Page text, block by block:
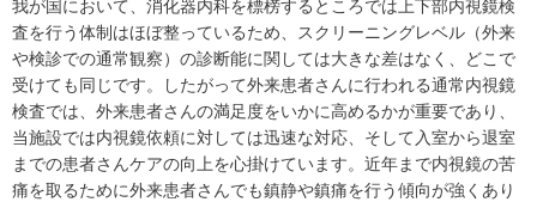
我が国において、消化器内科を標榜するところでは上下部内視鏡検
査を行う体制はほぼ整っているため、スクリーニングレベル（外来
や検診での通常観察）の診断能に関しては大きな差はなく、どこで
受けても同じです。したがって外来患者さんに行われる通常内視鏡
検査では、外来患者さんの満足度をいかに高めるかが重要であり、
当施設では内視鏡依頼に対しては迅速な対応、そして入室から退室
までの患者さんケアの向上を心掛けています。近年まで内視鏡の苦
痛を取るために外来患者さんでも鎮静や鎮痛を行う傾向が強くあり